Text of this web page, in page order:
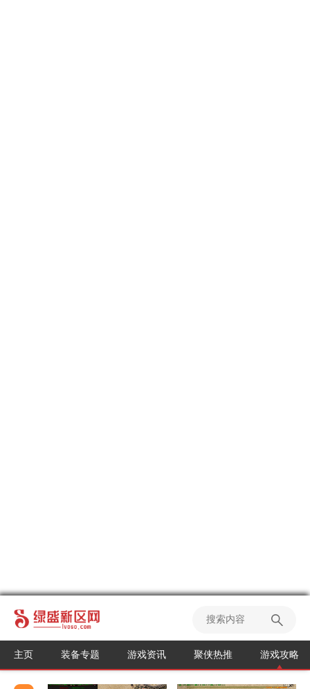
主页 装备专题 游戏资讯 聚侠热推 游戏攻略